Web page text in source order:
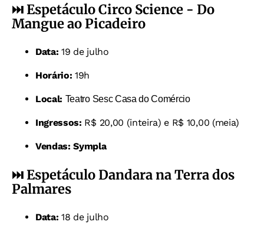
⏭️ Espetáculo Circo Science - Do
Mangue ao Picadeiro
Data:19 de julho
Horário: 19h
Local: Teatro Sesc Casa do Comércio
Ingressos: R$ 20,00 (inteira) e R$ 10,00 (meia)
Vendas: Sympla
⏭️Espetáculo Dandara na Terra dos
Palmares
Data: 18 de julho